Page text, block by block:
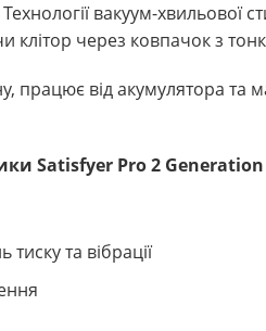
вакуум-хвильової
клітор через ковпачок з
працює від акумулятора та
Satisfyer Pro 2 Generation
та вібрації